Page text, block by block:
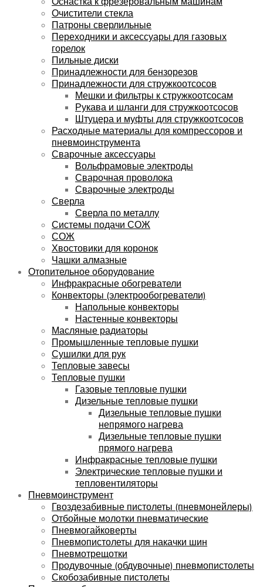
Очистители стекла
Патроны сверлильные
Переходники и аксессуары для газовых
горелок
Пильные диски
Принадлежности для бензорезов
Принадлежности для стружкоотсосов
Мешки и фильтры к стружкоотсосам
Рукава и шланги для стружкоотсосов
Штуцера и муфты для стружкоотсосов
Расходные материалы для компрессоров и
пневмоинструмента
Сварочные аксессуары
Вольфрамовые электроды
Сварочная проволока
Сварочные электроды
Сверла
Сверла по металлу
Системы подачи СОЖ
СОЖ
Хвостовики для коронок
Чашки алмазные
Отопительное оборудование
Инфракрасные обогреватели
Конвекторы (электрообогреватели)
Напольные конвекторы
Настенные конвекторы
Масляные радиаторы
Промышленные тепловые пушки
Сушилки для рук
Тепловые завесы
Тепловые пушки
Газовые тепловые пушки
Дизельные тепловые пушки
Дизельные тепловые пушки
непрямого нагрева
Дизельные тепловые пушки
прямого нагрева
Инфракрасные тепловые пушки
Электрические тепловые пушки и
тепловентиляторы
Пневмоинструмент
Гвоздезабивные пистолеты (пневмонейлеры)
Отбойные молотки пневматические
Пневмогайковерты
Пневмопистолеты для накачки шин
Пневмотрещотки
Продувочные (обдувочные) пневмопистолеты
Скобозабивные пистолеты